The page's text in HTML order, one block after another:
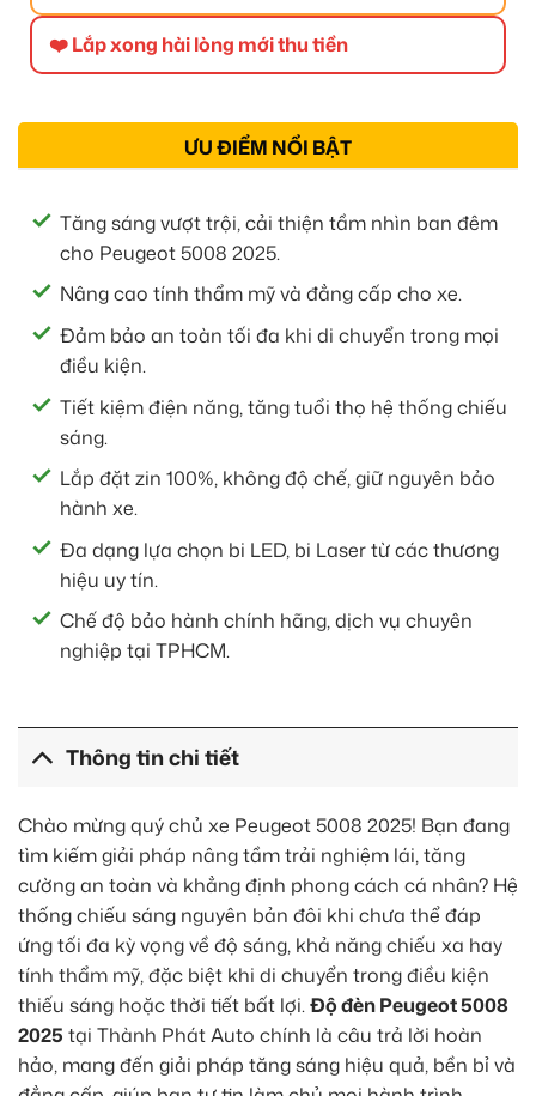
❤️ Lắp xong hài lòng mới thu tiền
ƯU ĐIỂM NỔI BẬT
Tăng sáng vượt trội, cải thiện tầm nhìn ban đêm
cho Peugeot 5008 2025.
Nâng cao tính thẩm mỹ và đẳng cấp cho xe.
Đảm bảo an toàn tối đa khi di chuyển trong mọi
điều kiện.
Tiết kiệm điện năng, tăng tuổi thọ hệ thống chiếu
sáng.
Lắp đặt zin 100%, không độ chế, giữ nguyên bảo
hành xe.
Đa dạng lựa chọn bi LED, bi Laser từ các thương
hiệu uy tín.
Chế độ bảo hành chính hãng, dịch vụ chuyên
nghiệp tại TPHCM.
Thông tin chi tiết
Chào mừng quý chủ xe Peugeot 5008 2025! Bạn đang
tìm kiếm giải pháp nâng tầm trải nghiệm lái, tăng
cường an toàn và khẳng định phong cách cá nhân? Hệ
thống chiếu sáng nguyên bản đôi khi chưa thể đáp
ứng tối đa kỳ vọng về độ sáng, khả năng chiếu xa hay
tính thẩm mỹ, đặc biệt khi di chuyển trong điều kiện
thiếu sáng hoặc thời tiết bất lợi.Độ đèn Peugeot 5008
2025 tại Thành Phát Auto chính là câu trả lời hoàn
hảo, mang đến giải pháp tăng sáng hiệu quả, bền bỉ và